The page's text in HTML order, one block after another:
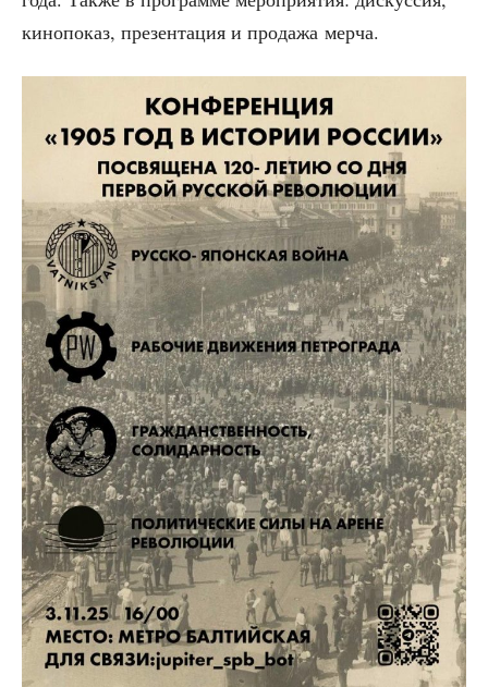
кино­по­каз, пре­зен­та­ция и про­да­жа мерча.